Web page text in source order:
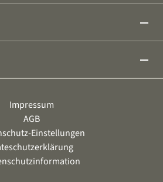
remove
remove
Impressum
AGB
Einstellungen